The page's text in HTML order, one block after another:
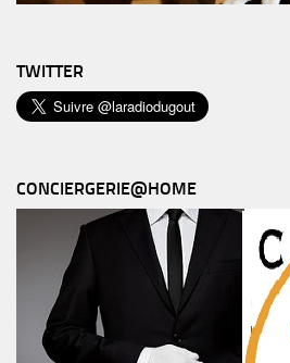
TWITTER
CONCIERGERIE@HOME